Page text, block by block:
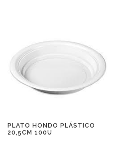
PLATO HONDO PLÁSTICO
20,5CM 100U